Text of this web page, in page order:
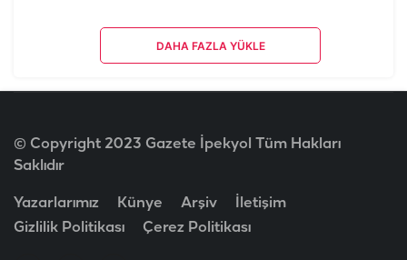
DAHA FAZLA YÜKLE
© Copyright 2023 Gazete İpekyol Tüm Hakları
Saklıdır
Yazarlarımız Künye Arşiv
İletişim
Gizlilik Politikası
Çerez Politikası